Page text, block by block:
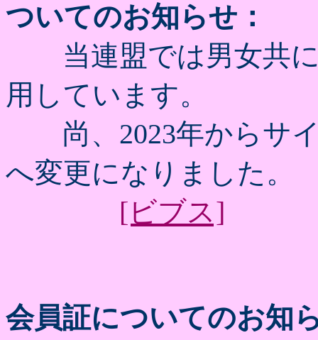
ついてのお知らせ：
当連盟では男女共に
用しています。
尚、2023年からサイ
へ変更になりました。
[ビブス]
会員証についてのお知